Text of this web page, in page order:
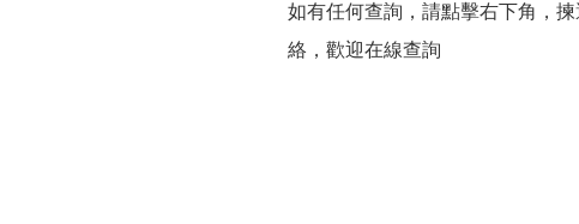
如有任何查詢，請點擊右下角，
絡，歡迎在線查詢